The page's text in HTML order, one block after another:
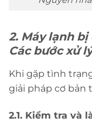
2. Máy lạnh
Các bước xử
Khi gặp tình
giải pháp cơ bản
2.1. Kiểm tra và